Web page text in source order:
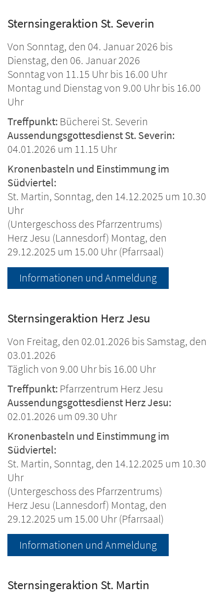
Sternsingeraktion St. Severin
Von Sonntag, den 04. Januar 2026 bis
Dienstag, den 06. Januar 2026
Sonntag von 11.15 Uhr bis 16.00 Uhr
Montag und Dienstag von 9.00 Uhr bis 16.00
Uhr
Treffpunkt: Bücherei St. Severin
Aussendungsgottesdienst St. Severin:
04.01.2026 um 11.15 Uhr
Kronenbasteln und Einstimmung im
Südviertel:
St. Martin, Sonntag, den 14.12.2025 um 10.30
Uhr
(Untergeschoss des Pfarrzentrums)
Herz Jesu (Lannesdorf) Montag, den
29.12.2025 um 15.00 Uhr (Pfarrsaal)
Informationen und Anmeldung
Sternsingeraktion Herz Jesu
Von Freitag, den 02.01.2026 bis Samstag, den
03.01.2026
Täglich von 9.00 Uhr bis 16.00 Uhr
Treffpunkt: Pfarrzentrum Herz Jesu
Aussendungsgottesdienst Herz Jesu:
02.01.2026 um 09.30 Uhr
Kronenbasteln und Einstimmung im
Südviertel:
St. Martin, Sonntag, den 14.12.2025 um 10.30
Uhr
(Untergeschoss des Pfarrzentrums)
Herz Jesu (Lannesdorf) Montag, den
29.12.2025 um 15.00 Uhr (Pfarrsaal)
Informationen und Anmeldung
Sternsingeraktion St. Martin